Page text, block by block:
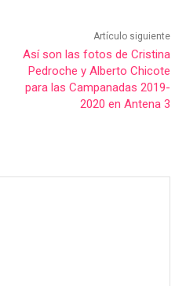
Artículo siguiente
Así son las fotos de Cristina
Pedroche y Alberto Chicote
para las Campanadas 2019-
2020 en Antena 3